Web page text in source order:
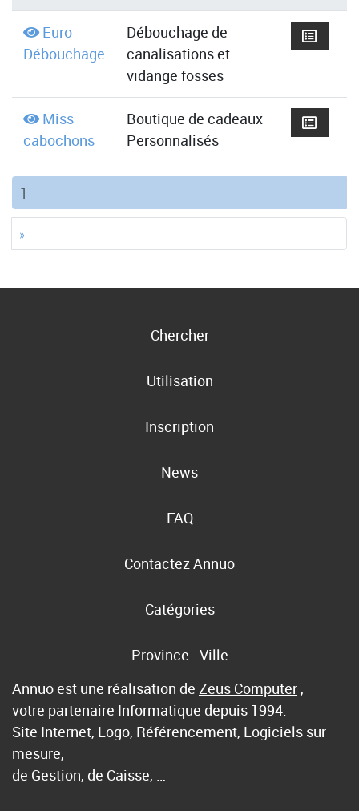
Euro
Débouchage
Débouchage de
canalisations et
vidange fosses
Miss
cabochons
Boutique de cadeaux
Personnalisés
1
»
Chercher
Utilisation
Inscription
News
FAQ
Contactez Annuo
Catégories
Province - Ville
Annuo est une réalisation de Zeus Computer ,
votre partenaire Informatique depuis 1994.
Site Internet, Logo, Référencement, Logiciels sur
mesure,
de Gestion, de Caisse, …